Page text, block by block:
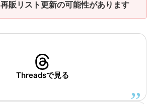
再販リスト更新の可能性があります
Threadsで見る